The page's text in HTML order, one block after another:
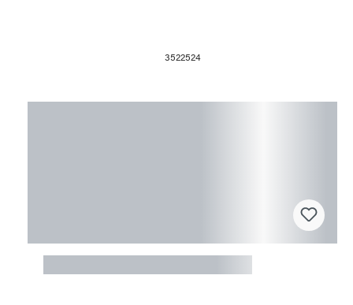
3522524